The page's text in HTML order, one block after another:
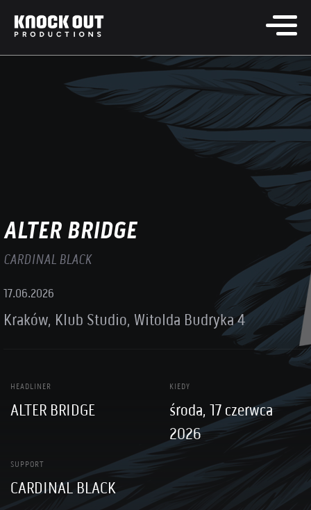
ALTER BRIDGE
CARDINAL BLACK
17.06.2026
Kraków, Klub Studio, Witolda Budryka 4
HEADLINER
ALTER BRIDGE
KIEDY
środa, 17 czerwca
2026
SUPPORT
CARDINAL BLACK